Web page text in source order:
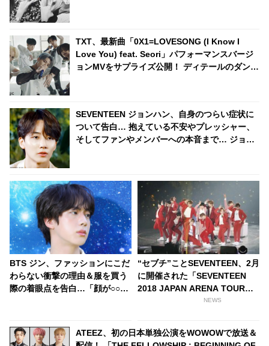
TXT、最新曲「0X1=LOVESONG (I Know I
Love You) feat. Seori」パフォーマンスバージ
ョンMVをサプライズ公開！ ディテールのダンス
SEVENTEEN ジョンハン、自身のつらい症状に
ついて告白… 抱えている不安やプレッシャー、
そしてファンやメンバーへの本音まで… ジョン
BTS ジン、ファッションにこだ
わらない衝撃の理由＆服を買う
際の着眼点を告白…「顔が○○な
い斬新発言にファンびっくり&
納得
“セブチ”ことSEVENTEEN、2月
に開催された「SEVENTEEN
2018 JAPAN ARENA TOUR
‘SVT’」がWOWOWで放送決定
NEWS
ATEEZ、初の日本単独公演をWOWOWで放送＆